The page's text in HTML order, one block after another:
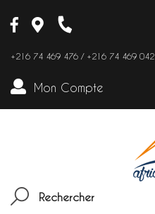
+216 74 469 476 / +216 74 469 042
Mon Compte
Rechercher